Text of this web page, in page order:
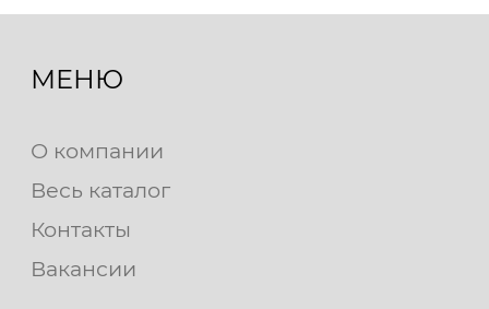
МЕНЮ
О компании
Весь каталог
Контакты
Вакансии